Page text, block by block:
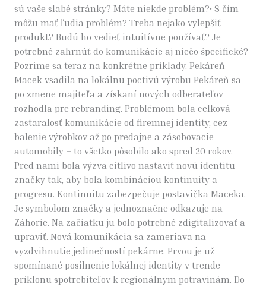
sú vaše slabé stránky? Máte niekde problém?• S čím
môžu mať ľudia problém? Treba nejako vylepšiť
produkt? Budú ho vedieť intuitívne používať? Je
potrebné zahrnúť do komunikácie aj niečo špecifické?
Pozrime sa teraz na konkrétne príklady. Pekáreň
Macek vsadila na lokálnu poctivú výrobu Pekáreň sa
po zmene majiteľa a získaní nových odberateľov
rozhodla pre rebranding. Problémom bola celková
zastaralosť komunikácie od firemnej identity, cez
balenie výrobkov až po predajne a zásobovacie
automobily – to všetko pôsobilo ako spred 20 rokov.
Pred nami bola výzva citlivo nastaviť novú identitu
značky tak, aby bola kombináciou kontinuity a
progresu. Kontinuitu zabezpečuje postavička Maceka.
Je symbolom značky a jednoznačne odkazuje na
Záhorie. Na začiatku ju bolo potrebné zdigitalizovať a
upraviť. Nová komunikácia sa zameriava na
vyzdvihnutie jedinečností pekárne. Prvou je už
spomínané posilnenie lokálnej identity v trende
príklonu spotrebiteľov k regionálnym potravinám. Do